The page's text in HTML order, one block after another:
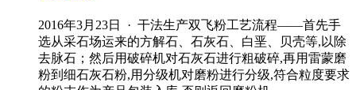
2016年3月23日 · 干法生产双飞粉工艺流程——首先手
选从采石场运来的方解石、石灰石、白垩、贝壳等,以除
去脉石；然后用破碎机对石灰石进行粗破碎,再用雷蒙磨
粉到细石灰石粉,用分级机对磨粉进行分级,符合粒度要求